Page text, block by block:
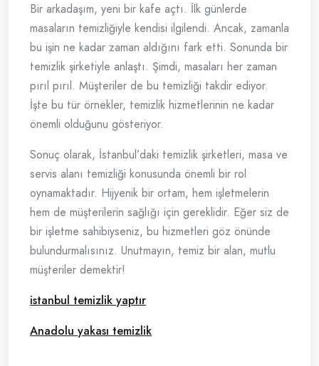
Bir arkadaşım, yeni bir kafe açtı. İlk günlerde
masaların temizliğiyle kendisi ilgilendi. Ancak, zamanla
bu işin ne kadar zaman aldığını fark etti. Sonunda bir
temizlik şirketiyle anlaştı. Şimdi, masaları her zaman
pırıl pırıl. Müşteriler de bu temizliği takdir ediyor.
İşte bu tür örnekler, temizlik hizmetlerinin ne kadar
önemli olduğunu gösteriyor.
Sonuç olarak, İstanbul’daki temizlik şirketleri, masa ve
servis alanı temizliği konusunda önemli bir rol
oynamaktadır. Hijyenik bir ortam, hem işletmelerin
hem de müşterilerin sağlığı için gereklidir. Eğer siz de
bir işletme sahibiyseniz, bu hizmetleri göz önünde
bulundurmalısınız. Unutmayın, temiz bir alan, mutlu
müşteriler demektir!
istanbul temizlik yaptır
Anadolu yakası temizlik